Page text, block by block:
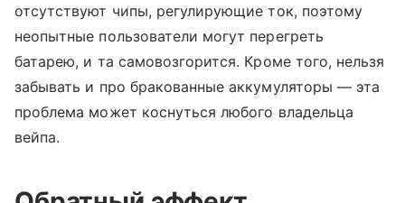
отсутствуют чипы, регулирующие ток, поэтому
неопытные пользователи могут перегреть
батарею, и та самовозгорится. Кроме того, нельзя
забывать и про бракованные аккумуляторы — эта
проблема может коснуться любого владельца
вейпа.